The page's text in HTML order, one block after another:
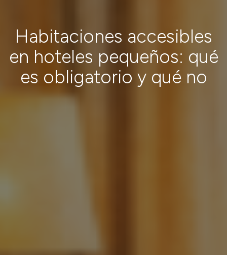
Habitaciones accesibles
en hoteles pequeños: qué
es obligatorio y qué no